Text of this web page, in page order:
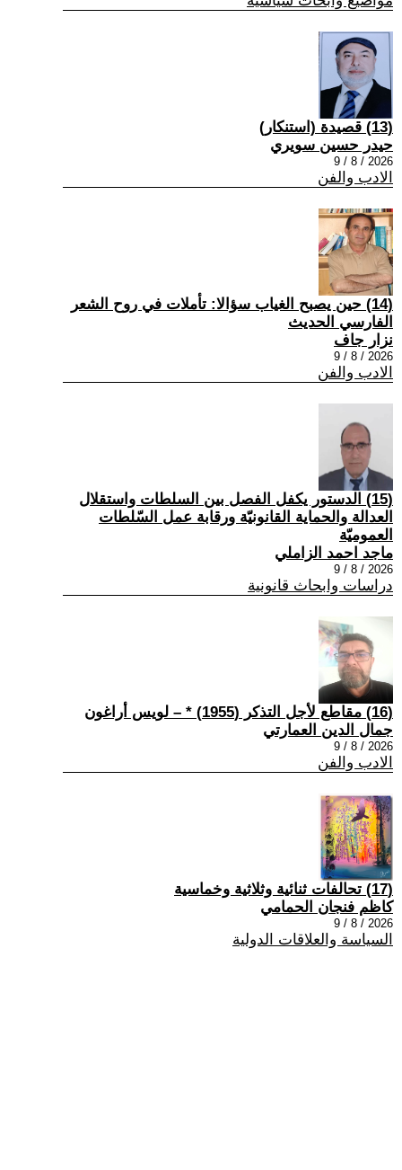
(13) قصيدة (استنكار)
حيدر حسين سويري
2026 / 8 / 9
الادب والفن
(14) حين يصبح الغياب سؤالا: تأملات في روح الشعر
الفارسي الحديث
نزار جاف
2026 / 8 / 9
الادب والفن
(15) الدستور يكفل الفصل بين السلطات واستقلال
العدالة والحماية القانونيّة ورقابة عمل السّلطات
العموميّة
ماجد احمد الزاملي
2026 / 8 / 9
دراسات وابحاث قانونية
(16) مقاطع لأجل التذكر (1955) * – لويس أراغون
جمال الدين العمارتي
2026 / 8 / 9
الادب والفن
(17) تحالفات ثنائية وثلاثية وخماسية
كاظم فنجان الحمامي
2026 / 8 / 9
السياسة والعلاقات الدولية